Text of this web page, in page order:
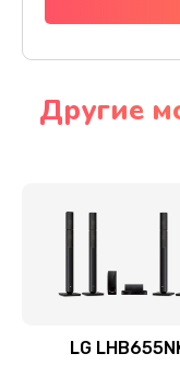
Ремонт /
Другие
LG